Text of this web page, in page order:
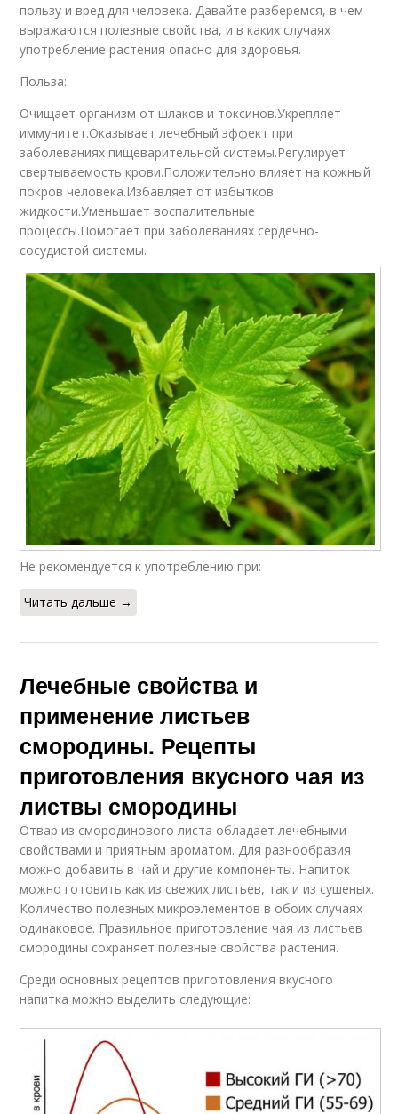
пользу и вред для человека. Давайте разберемся, в чем
выражаются полезные свойства, и в каких случаях
употребление растения опасно для здоровья.
Польза:
Очищает организм от шлаков и токсинов.Укрепляет
иммунитет.Оказывает лечебный эффект при
заболеваниях пищеварительной системы.Регулирует
свертываемость крови.Положительно влияет на кожный
покров человека.Избавляет от избытков
жидкости.Уменьшает воспалительные
процессы.Помогает при заболеваниях сердечно-
сосудистой системы.
Не рекомендуется к употреблению при:
Читать дальше →
Лечебные свойства и
применение листьев
смородины. Рецепты
приготовления вкусного чая из
листвы смородины
Отвар из смородинового листа обладает лечебными
свойствами и приятным ароматом. Для разнообразия
можно добавить в чай и другие компоненты. Напиток
можно готовить как из свежих листьев, так и из сушеных.
Количество полезных микроэлементов в обоих случаях
одинаковое. Правильное приготовление чая из листьев
смородины сохраняет полезные свойства растения.
Среди основных рецептов приготовления вкусного
напитка можно выделить следующие: